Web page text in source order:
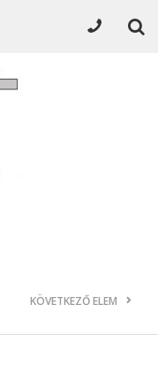
KÖVETKEZŐ ELEM